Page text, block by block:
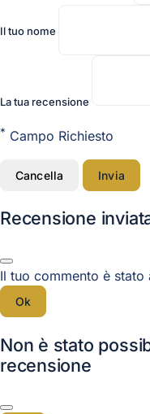
Il tuo nome
La tua recensione
* Campo Richiesto
Cancella Invia
Recensione
Il tuo commento è stato
Ok
Non è stato
recensione